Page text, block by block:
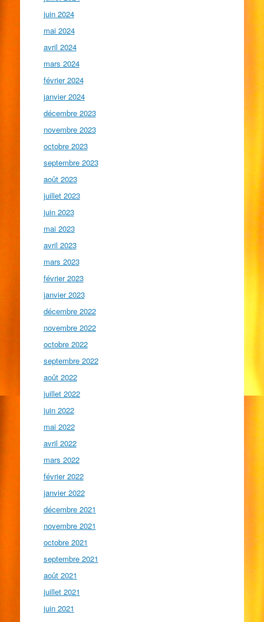
juin 2024
mai 2024
avril 2024
mars 2024
février 2024
janvier 2024
décembre 2023
novembre 2023
octobre 2023
septembre 2023
août 2023
juillet 2023
juin 2023
mai 2023
avril 2023
mars 2023
février 2023
janvier 2023
décembre 2022
novembre 2022
octobre 2022
septembre 2022
août 2022
juillet 2022
juin 2022
mai 2022
avril 2022
mars 2022
février 2022
janvier 2022
décembre 2021
novembre 2021
octobre 2021
septembre 2021
août 2021
juillet 2021
juin 2021